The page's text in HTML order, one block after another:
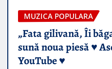
MUZICA POPULARA
„Fata gilivană, Îi
sună noua piesă ♥️
YouTube ♥️